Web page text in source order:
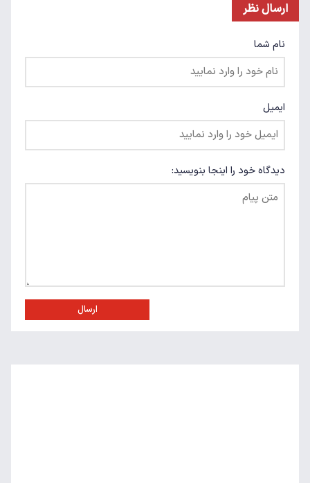
ارسال نظر
نام شما
ایمیل
دیدگاه خود را اینجا بنویسید:
ارسال